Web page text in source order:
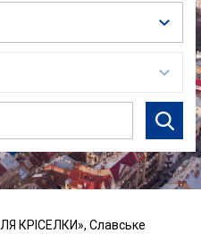
КРІСЕЛКИ», Славське